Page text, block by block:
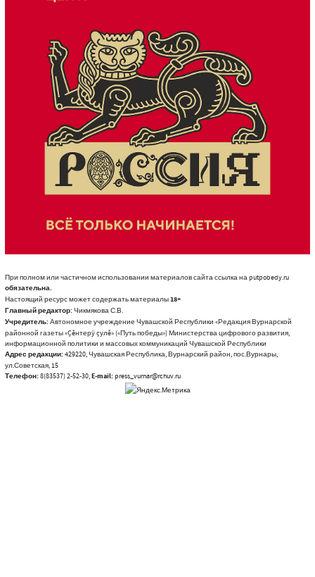
При полном или частичном использовании материалов сайта ссылка на putpobedy.ru
обязательна.
Настоящий ресурс может содержать материалы18+
Главный редактор:Чикмякова С.В.
Учредитель:Автономное учреждение Чувашской Республики «Редакция Вурнарской
районной газеты «Çĕнтерÿ çулĕ» («Путь победы») Министерства цифрового развития,
информационной политики и массовых коммуникаций Чувашской Республики
Адрес редакции:429220, Чувашская Республика, Вурнарский район, пос.Вурнары,
ул.Советская, 15
Телефон:8(83537) 2-52-30,E-mail:press_vurnar@rchuv.ru